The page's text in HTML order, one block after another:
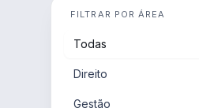
FILTRAR POR ÁREA
Todas
Direito
Gestão